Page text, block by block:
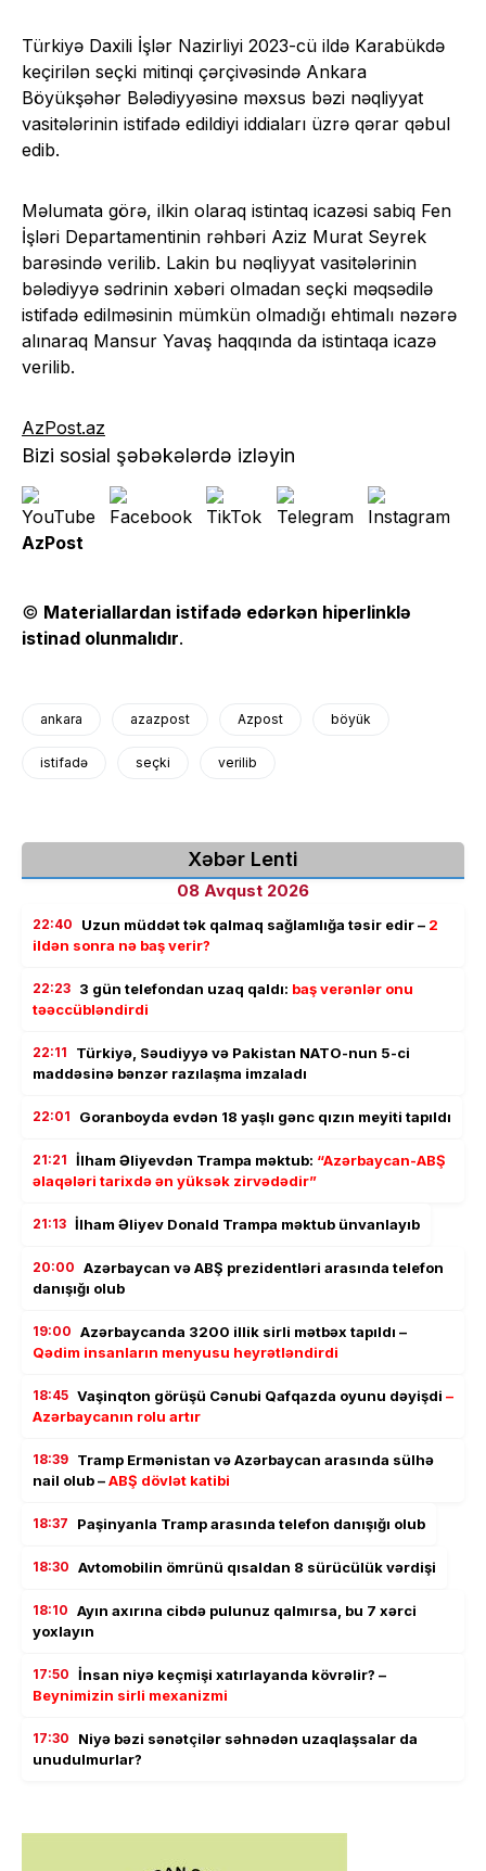
Türkiyə Daxili İşlər Nazirliyi 2023-cü ildə Karabükdə
keçirilən seçki mitinqi çərçivəsində Ankara
Böyükşəhər Bələdiyyəsinə məxsus bəzi nəqliyyat
vasitələrinin istifadə edildiyi iddiaları üzrə qərar qəbul
edib.
Məlumata görə, ilkin olaraq istintaq icazəsi sabiq Fen
İşləri Departamentinin rəhbəri Aziz Murat Seyrek
barəsində verilib. Lakin bu nəqliyyat vasitələrinin
bələdiyyə sədrinin xəbəri olmadan seçki məqsədilə
istifadə edilməsinin mümkün olmadığı ehtimalı nəzərə
alınaraq Mansur Yavaş haqqında da istintaqa icazə
verilib.
AzPost.az
Bizi sosial şəbəkələrdə izləyin
AzPost
© Materiallardan istifadə edərkən hiperlinklə
istinad olunmalıdır.
ankara azazpost Azpost böyük
istifadə seçki verilib
Xəbər Lenti
08 Avqust 2026
22:40 Uzun müddət tək qalmaq sağlamlığa təsir edir – 2
ildən sonra nə baş verir?
22:23 3 gün telefondan uzaq qaldı: baş verənlər onu
təəccübləndirdi
22:11
Türkiyə, Səudiyyə və Pakistan NATO-nun 5-ci
maddəsinə bənzər razılaşma imzaladı
22:01 Goranboyda evdən 18 yaşlı gənc qızın meyiti tapıldı
21:21 İlham Əliyevdən Trampa məktub: “Azərbaycan-ABŞ
əlaqələri tarixdə ən yüksək zirvədədir”
21:13 İlham Əliyev Donald Trampa məktub ünvanlayıb
20:00 Azərbaycan və ABŞ prezidentləri arasında telefon
danışığı olub
19:00 Azərbaycanda 3200 illik sirli mətbəx tapıldı –
Qədim insanların menyusu heyrətləndirdi
18:45 Vaşinqton görüşü Cənubi Qafqazda oyunu dəyişdi –
Azərbaycanın rolu artır
18:39 Tramp Ermənistan və Azərbaycan arasında sülhə
nail olub –ABŞ dövlət katibi
18:37 Paşinyanla Tramp arasında telefon danışığı olub
18:30 Avtomobilin ömrünü qısaldan 8 sürücülük vərdişi
18:10 Ayın axırına cibdə pulunuz qalmırsa, bu 7 xərci
yoxlayın
17:50 İnsan niyə keçmişi xatırlayanda kövrəlir? –
Beynimizin sirli mexanizmi
17:30
Niyə bəzi sənətçilər səhnədən uzaqlaşsalar da
unudulmurlar?